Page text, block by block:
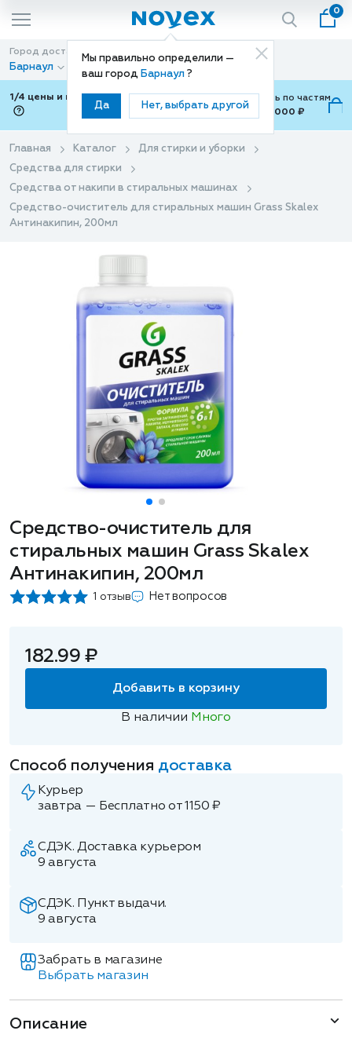
Мы правильно определили —
ваш город Барнаул ?
Да Нет, выбрать другой
0
Город доставки
Барнаул
Способ доставки
Доставка
1/4 цены и покупки ваши с Подели
Можно оплатить по частям
от 700 ₽ до 15,000 ₽
Главная Каталог
Для стирки и уборки
Средства для стирки
Средства от накипи в стиральных машинах
Средство-очиститель для стиральных машин Grass Skalex
Антинакипин, 200мл
Средство-очиститель для
стиральных машин Grass Skalex
Антинакипин, 200мл
1 отзыв Нет вопросов
182.99 ₽
Добавить в корзину
В наличии Много
Способ получения доставка
Курьер
завтра — Бесплатно от 1150 ₽
СДЭК. Доставка курьером
9 августа
СДЭК. Пункт выдачи.
9 августа
Забрать в магазине
Выбрать магазин
Описание